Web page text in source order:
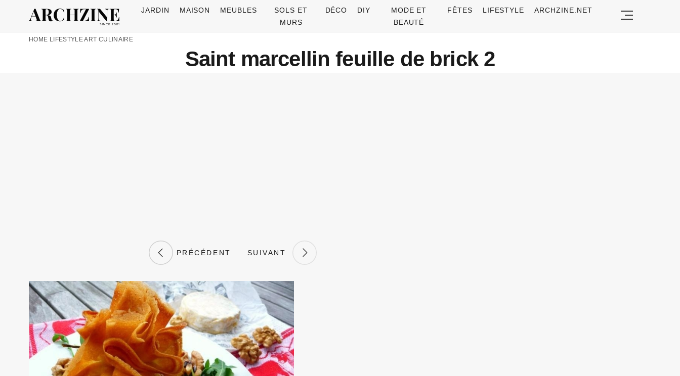
JARDIN MAISON MEUBLES
SOLS ET
MURS
DÉCO DIY
MODE ET
BEAUTÉ
FÊTES LIFESTYLE ARCHZINE.NET
HOME LIFESTYLEART CULINAIRE
Saint marcellin feuille de brick 2
PRÉCÉDENT SUIVANT